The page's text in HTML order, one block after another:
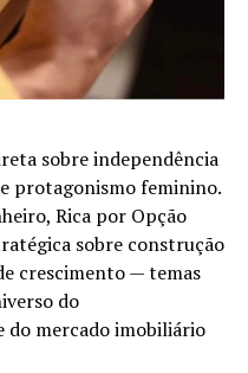
sobre independência
protagonismo feminino.
Rica por Opção
sobre construção
crescimento — temas
do
do mercado imobiliário